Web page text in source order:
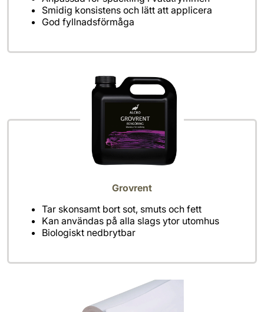
Smidig konsistens och lätt att applicera
God fyllnadsförmåga
Grovrent
Tar skonsamt bort sot, smuts och fett
Kan användas på alla slags ytor utomhus
Biologiskt nedbrytbar